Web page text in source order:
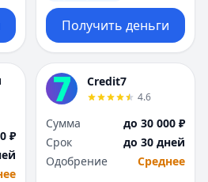
Пермь
Р
Ростов-на-Дону
Рязань
С
Самара
Санкт-Петербург
Саратов
Севастополь
Пермь
Р
Ростов-на-Дону
Рязань
С
Самара
Санкт-Петербург
Саратов
Севастополь
Получить деньги
₽
Credit7
4.6
Сумма
до 30 000 ₽
Срок
до 30 дней
Одобрение
Среднее